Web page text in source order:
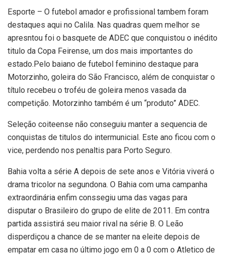
Esporte – O futebol amador e profissional tambem foram
destaques aqui no Calila. Nas quadras quem melhor se
apresntou foi o basquete de ADEC que conquistou o inédito
titulo da Copa Feirense, um dos mais importantes do
estado.Pelo baiano de futebol feminino destaque para
Motorzinho, goleira do São Francisco, além de conquistar o
título recebeu o troféu de goleira menos vasada da
competição. Motorzinho também é um “produto” ADEC.
Seleção coiteense não conseguiu manter a sequencia de
conquistas de titulos do intermunicial. Este ano ficou com o
vice, perdendo nos penaltis para Porto Seguro.
Bahia volta a série A depois de sete anos e Vitória viverá o
drama tricolor na segundona. O Bahia com uma campanha
extraordinária enfim conssegiu uma das vagas para
disputar o Brasileiro do grupo de elite de 2011. Em contra
partida assistirá seu maior rival na série B. O Leão
disperdiçou a chance de se manter na eleite depois de
empatar em casa no último jogo em 0 a 0 com o Atletico de